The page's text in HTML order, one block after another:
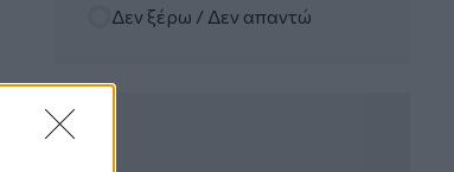
Forum: Ένα στα πέντε καινοτόμα
φάρμακα φτάνει τελικά στην Ελλάδα
Δεν ξέρω / Δεν απαντώ